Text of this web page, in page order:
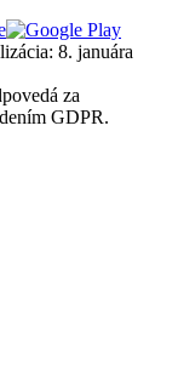
8. januára
za
GDPR.